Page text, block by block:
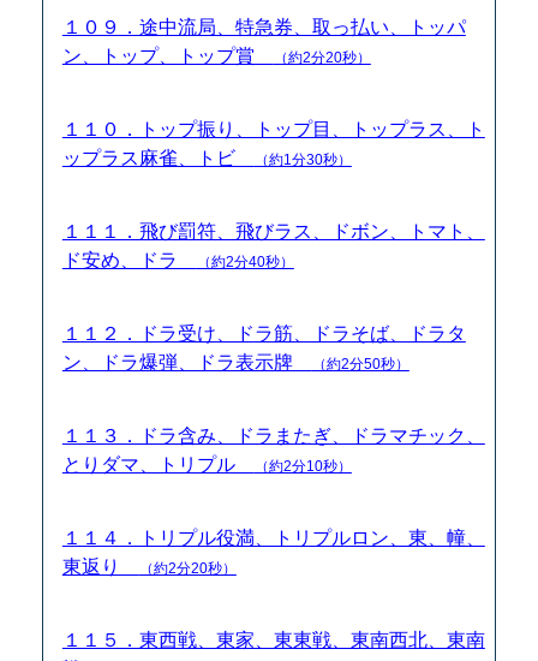
１０９．途中流局、特急券、取っ払い、トッパ
ン、トップ、トップ賞
（約2分20秒）
１１０．トップ振り、トップ目、トップラス、ト
ップラス麻雀、トビ
（約1分30秒）
１１１．飛び罰符、飛びラス、ドボン、トマト、
ド安め、ドラ
（約2分40秒）
１１２．ドラ受け、ドラ筋、ドラそば、ドラタ
ン、ドラ爆弾、ドラ表示牌
（約2分50秒）
１１３．ドラ含み、ドラまたぎ、ドラマチック、
とりダマ、トリプル
（約2分10秒）
１１４．トリプル役満、トリプルロン、東、幢、
東返り
（約2分20秒）
１１５．東西戦、東家、東東戦、東南西北、東南